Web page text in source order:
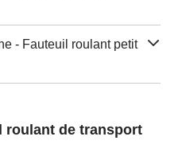
- Fauteuil roulant petit
roulant de transport